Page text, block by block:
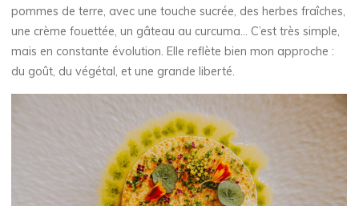
pommes de terre, avec une touche sucrée, des herbes fraîches,
une crème fouettée, un gâteau au curcuma… C’est très simple,
mais en constante évolution. Elle reflète bien mon approche :
du goût, du végétal, et une grande liberté.